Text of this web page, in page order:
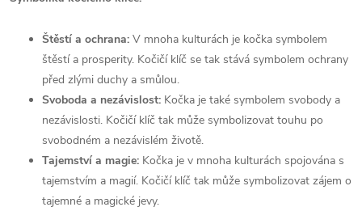
Štěstí a ochrana: V mnoha kulturách je kočka symbolem
štěstí a prosperity. Kočičí klíč se tak stává symbolem ochrany
před zlými duchy a smůlou.
Svoboda a nezávislost: Kočka je také symbolem svobody a
nezávislosti. Kočičí klíč tak může symbolizovat touhu po
svobodném a nezávislém životě.
Tajemství a magie: Kočka je v mnoha kulturách spojována s
tajemstvím a magií. Kočičí klíč tak může symbolizovat zájem o
tajemné a magické jevy.